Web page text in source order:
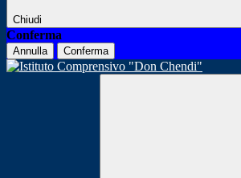
Chiudi
Conferma
Annulla Conferma